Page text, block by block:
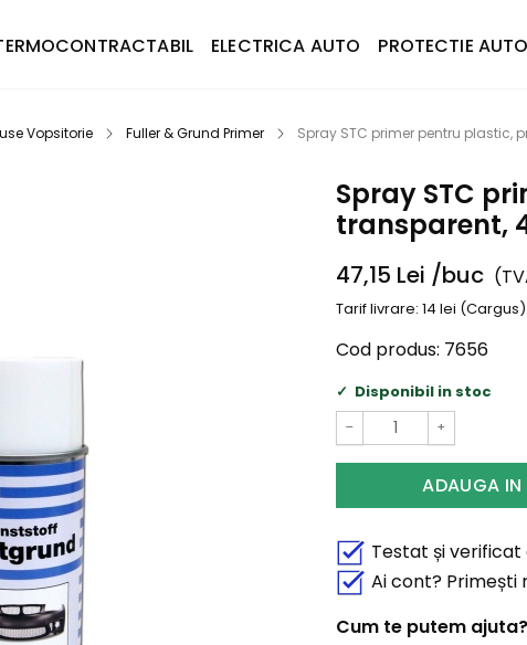
ELECTRICA AUTO PROTECTIE AUTO
Vopsitorie Fuller & Grund Primer Spray STC primer pentru plastic,
Spray STC
transparent,
47,15 Lei /buc
Tarif livrare: 14 lei
Cod produs: 7656
Disponibil in stoc
− +
ADAUGA IN
Testat și
Ai cont?
Cum te putem ajuta?